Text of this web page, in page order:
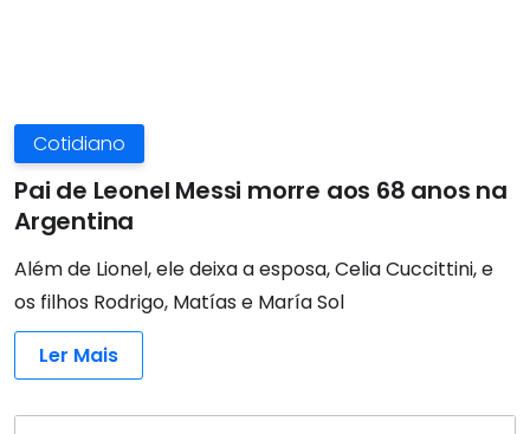
Cotidiano
Pai de Leonel Messi morre aos 68 anos na
Argentina
Além de Lionel, ele deixa a esposa, Celia Cuccittini, e
os filhos Rodrigo, Matías e María Sol
Ler Mais